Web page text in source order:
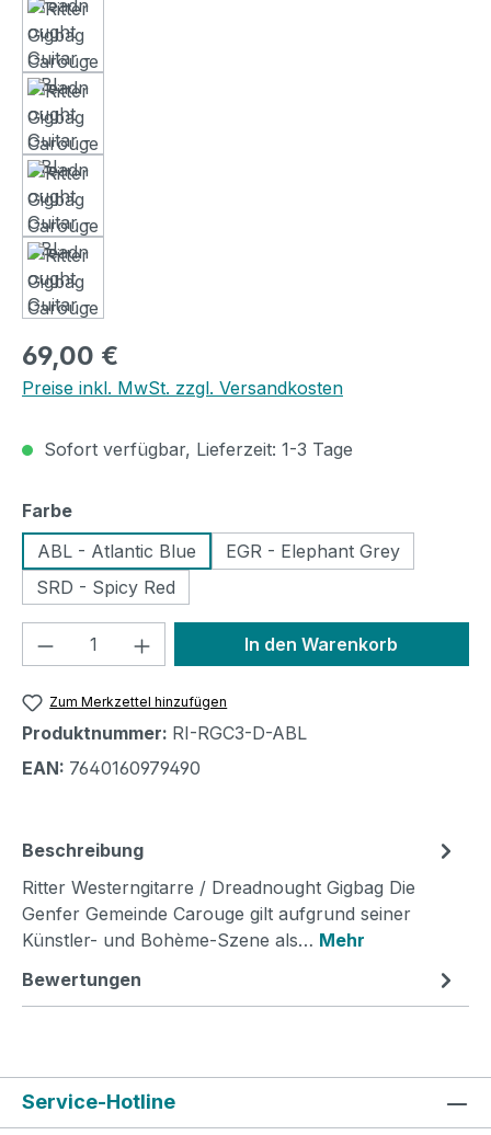
Regulärer Preis:
69,00 €
Preise inkl. MwSt. zzgl. Versandkosten
Sofort verfügbar, Lieferzeit: 1-3 Tage
Farbeauswählen
ABL - Atlantic Blue
EGR - Elephant Grey
SRD - Spicy Red
Produkt Anzahl: Gib denIn den Warenkorb
Zum Merkzettel hinzufügen
Produktnummer: RI-RGC3-D-ABL
EAN: 7640160979490
Beschreibung
Ritter Westerngitarre / Dreadnought Gigbag Die
Genfer Gemeinde Carouge gilt aufgrund seiner
Künstler- und Bohème-Szene als… Mehr
Bewertungen
Service-Hotline